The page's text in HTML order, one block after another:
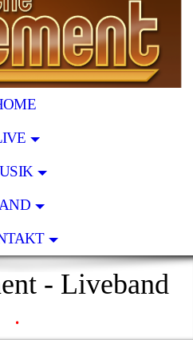
- Liveband
.